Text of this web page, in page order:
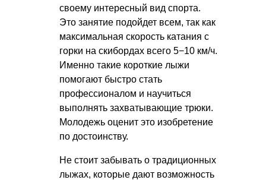
своему интересный вид спорта.
Это занятие подойдет всем, так как
максимальная скорость катания с
горки на скибордах всего 5−10 км/ч.
Именно такие короткие лыжи
помогают быстро стать
профессионалом и научиться
выполнять захватывающие трюки.
Молодежь оценит это изобретение
по достоинству.
Не стоит забывать о традиционных
лыжах, которые дают возможность